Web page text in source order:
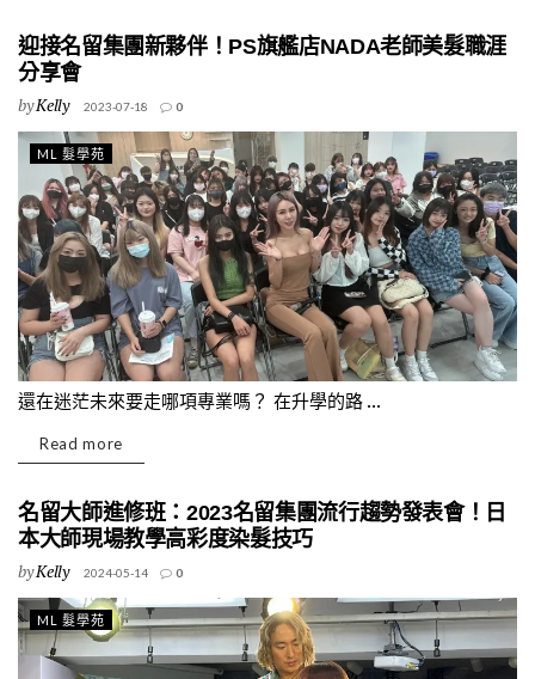
迎接名留集團新夥伴！PS旗艦店NADA老師美髮職涯
分享會
byKelly 2023-07-18 0
ML 髮學苑
還在迷茫未來要走哪項專業嗎？ 在升學的路 ...
Read more
名留大師進修班：2023名留集團流行趨勢發表會！日
本大師現場教學高彩度染髮技巧
byKelly 2024-05-14 0
ML 髮學苑